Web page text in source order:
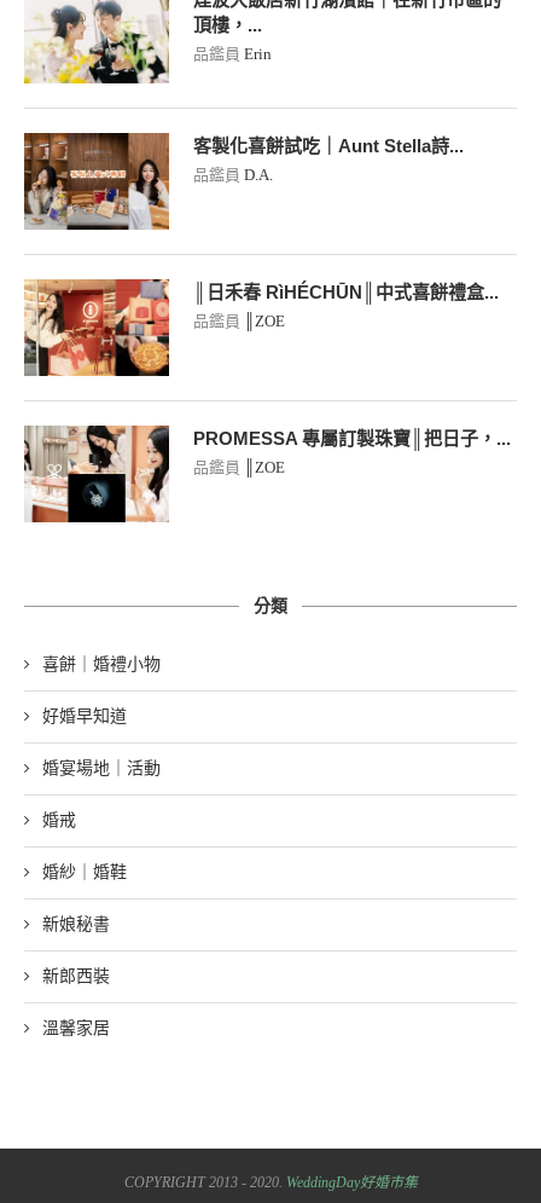
頂樓，...
品鑑員 Erin
客製化喜餅試吃｜Aunt Stella詩...
品鑑員 D.A.
║日禾春 RìHÉCHŪN║中式喜餅禮盒...
品鑑員 ║ZOE
PROMESSA 專屬訂製珠寶║把日子，...
品鑑員 ║ZOE
分類
喜餅｜婚禮小物
好婚早知道
婚宴場地｜活動
婚戒
婚紗｜婚鞋
新娘秘書
新郎西裝
溫馨家居
COPYRIGHT 2013 - 2020. WeddingDay好婚市集